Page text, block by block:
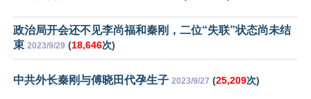
政治局开会还不见李尚福和秦刚，二位“失联”状态尚未结
束 2023/9/29 (18,646次)
中共外长秦刚与傅晓田代孕生子 2023/9/27 (25,209次)